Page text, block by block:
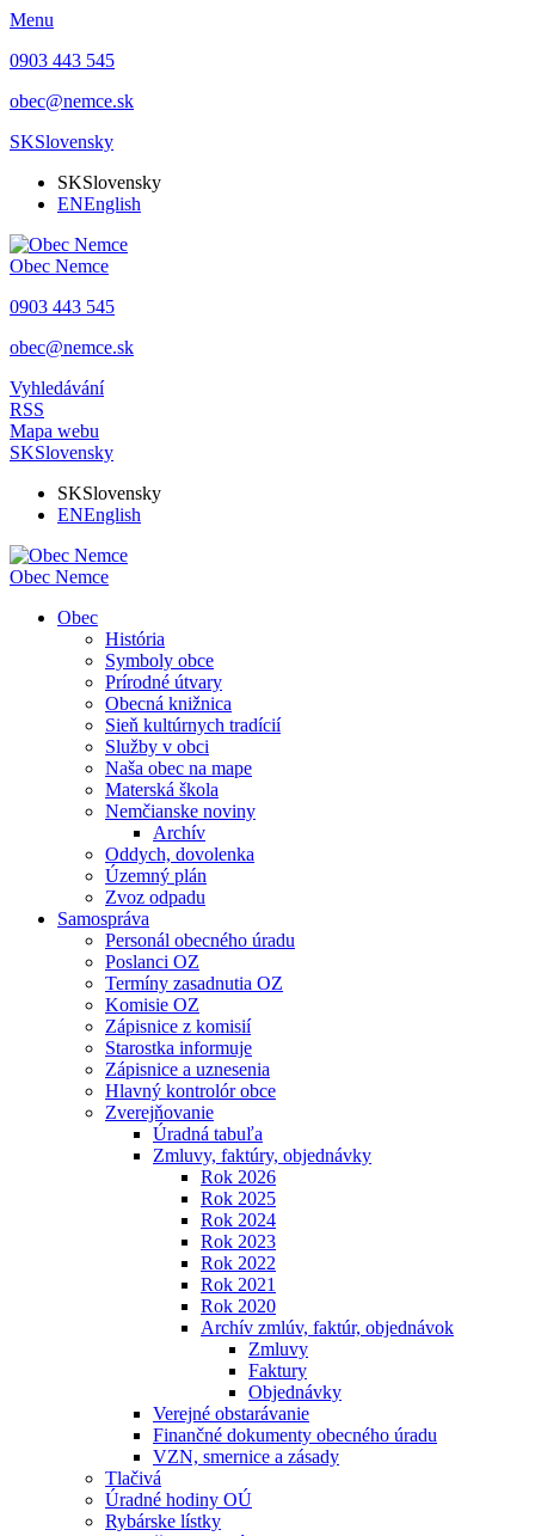
Menu
0903 443 545
obec@nemce.sk
SKSlovensky
SKSlovensky
ENEnglish
Obec Nemce
0903 443 545
obec@nemce.sk
Vyhledávání
RSS
Mapa webu
SKSlovensky
SKSlovensky
ENEnglish
Obec Nemce
Obec
História
Symboly obce
Prírodné útvary
Obecná knižnica
Sieň kultúrnych tradícií
Služby v obci
Naša obec na mape
Materská škola
Nemčianske noviny
Archív
Oddych, dovolenka
Územný plán
Zvoz odpadu
Samospráva
Personál obecného úradu
Poslanci OZ
Termíny zasadnutia OZ
Komisie OZ
Zápisnice z komisií
Starostka informuje
Zápisnice a uznesenia
Hlavný kontrolór obce
Zverejňovanie
Úradná tabuľa
Zmluvy, faktúry, objednávky
Rok 2026
Rok 2025
Rok 2024
Rok 2023
Rok 2022
Rok 2021
Rok 2020
Archív zmlúv, faktúr, objednávok
Zmluvy
Faktury
Objednávky
Verejné obstarávanie
Finančné dokumenty obecného úradu
VZN, smernice a zásady
Tlačivá
Úradné hodiny OÚ
Rybárske lístky